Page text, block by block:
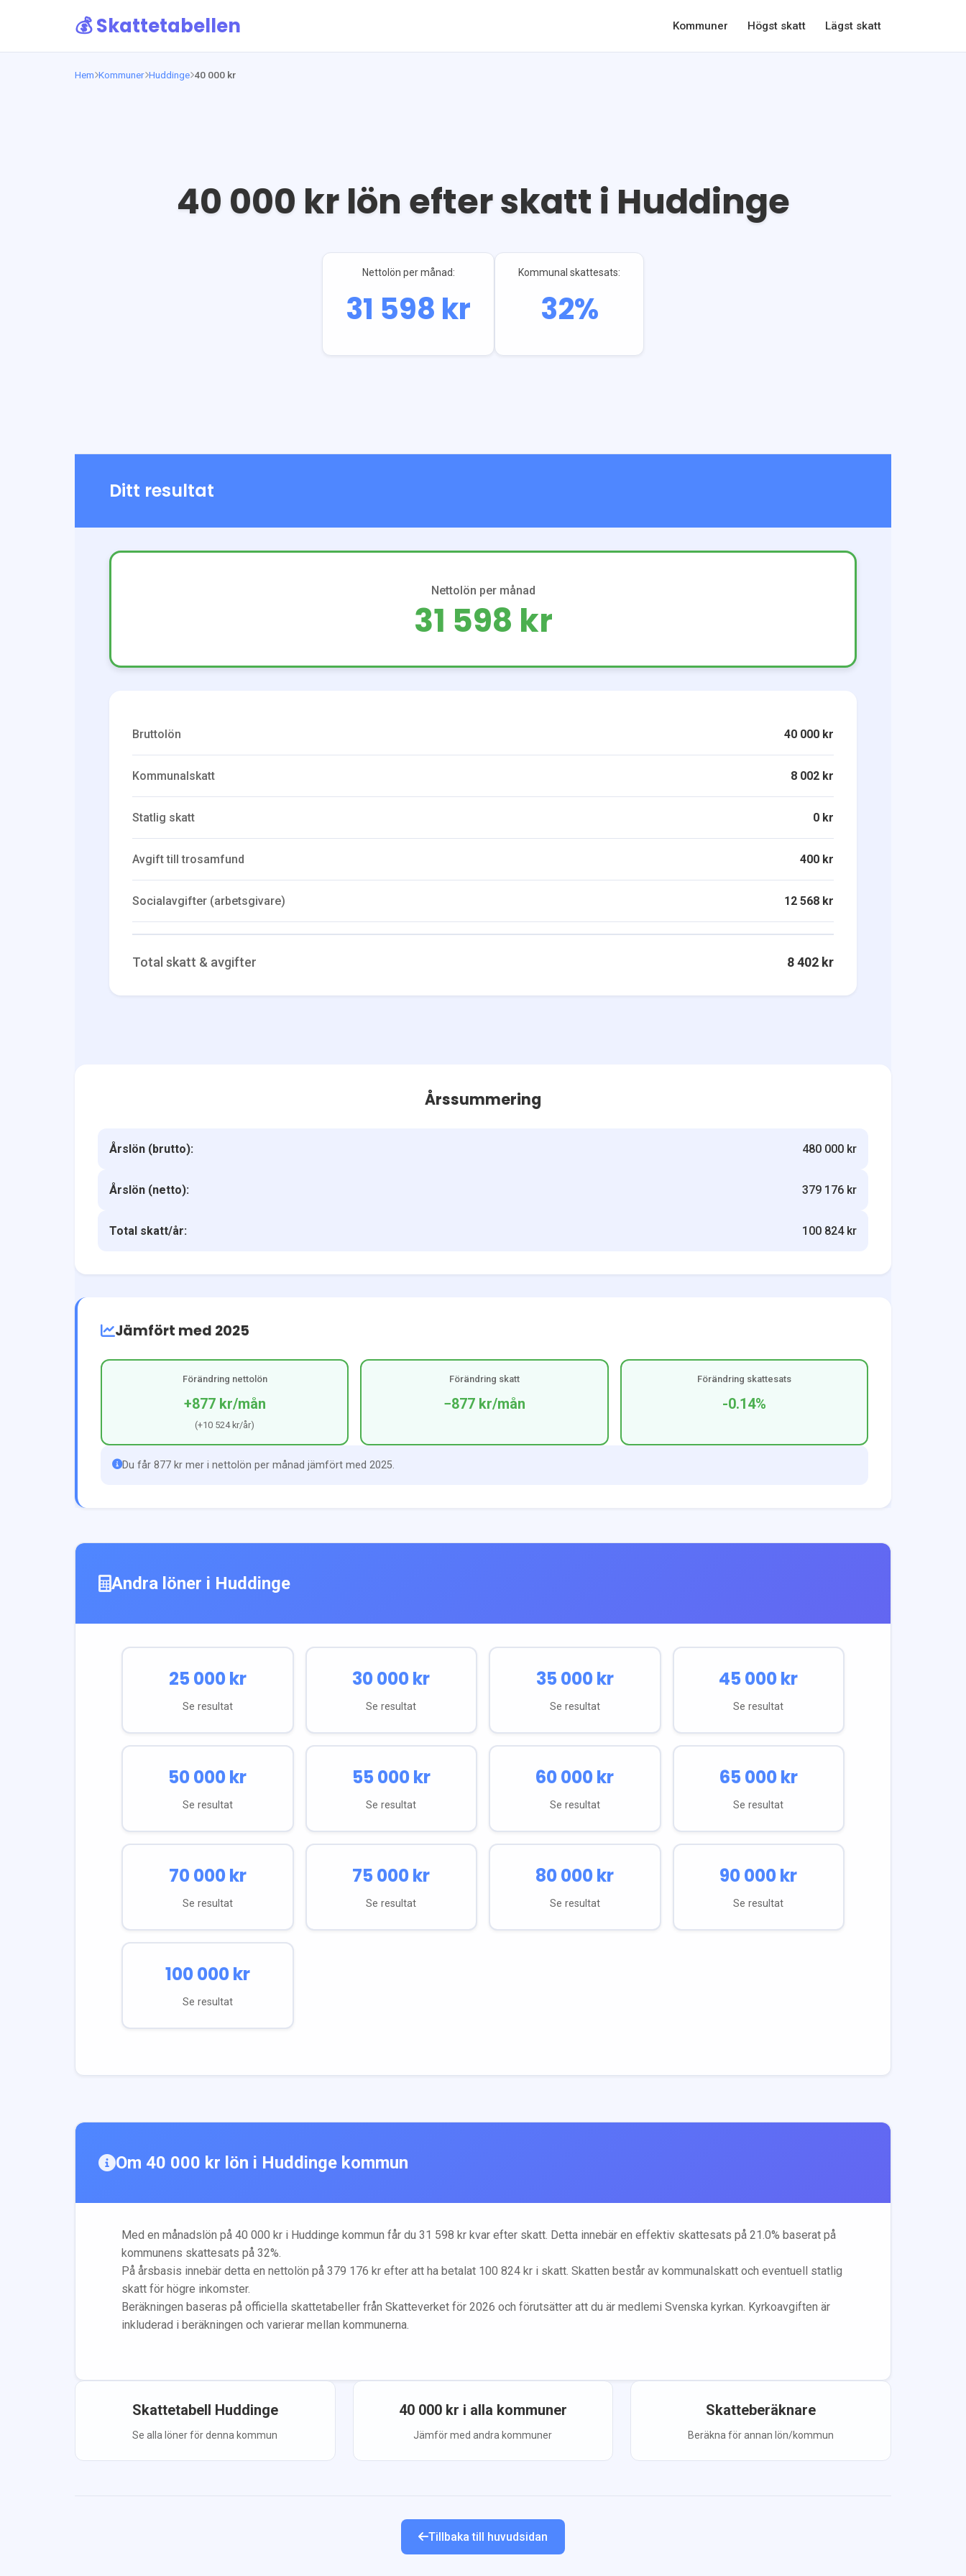
💰 Skattetabellen Kommuner Högst skatt Lägst skatt
Hem Kommuner Huddinge 40 000 kr
40 000 kr lön efter skatt i Huddinge
Nettolön per månad:
31 598 kr
Kommunal skattesats:
32%
Ditt resultat
Nettolön per månad
31 598 kr
Bruttolön 40 000 kr
Kommunalskatt 8 002 kr
Statlig skatt 0 kr
Avgift till trosamfund 400 kr
Socialavgifter (arbetsgivare) 12 568 kr
Total skatt & avgifter 8 402 kr
Årssummering
Årslön (brutto): 480 000 kr
Årslön (netto): 379 176 kr
Total skatt/år: 100 824 kr
Jämfört med 2025
Förändring nettolön
+877 kr/mån
(+10 524 kr/år)
Förändring skatt
−877 kr/mån
Förändring skattesats
-0.14%
Du får 877 kr mer i nettolön per månad jämfört med 2025.
Andra löner i Huddinge
25 000kr
Se resultat
30 000kr
Se resultat
35 000kr
Se resultat
45 000kr
Se resultat
50 000kr
Se resultat
55 000kr
Se resultat
60 000kr
Se resultat
65 000kr
Se resultat
70 000kr
Se resultat
75 000kr
Se resultat
80 000kr
Se resultat
90 000kr
Se resultat
100 000kr
Se resultat
Om 40 000 kr lön i Huddinge kommun
Med en månadslön på 40 000 kr i Huddinge kommun får du 31 598 kr kvar efter skatt. Detta innebär en effektiv skattesats på 21.0% baserat på
kommunens skattesats på 32%.
På årsbasis innebär detta en nettolön på 379 176 kr efter att ha betalat 100 824 kr i skatt. Skatten består av kommunalskatt och eventuell statlig
skatt för högre inkomster.
Beräkningen baseras på officiella skattetabeller från Skatteverket för 2026 och förutsätter att du är medlemi Svenska kyrkan. Kyrkoavgiften är
inkluderad i beräkningen och varierar mellan kommunerna.
Skattetabell Huddinge
Se alla löner för denna kommun
40 000kr i alla kommuner
Jämför med andra kommuner
Skatteberäknare
Beräkna för annan lön/kommun
Tillbaka till huvudsidan